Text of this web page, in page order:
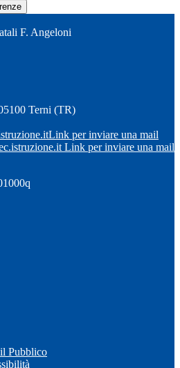
F. Angeloni
Terni (TR)
Link per inviare una mail
Link per inviare una mail
Pubblico